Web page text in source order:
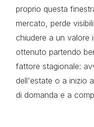
proprio questa
mercato, perde
chiudere a un valore
ottenuto partendo
fattore stagionale:
dell'estate o a inizio
di domanda e a